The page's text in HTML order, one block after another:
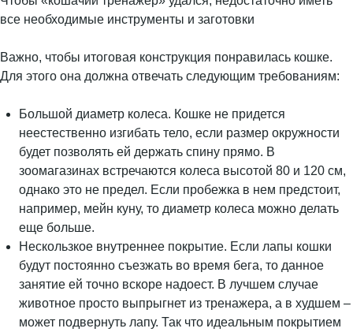
все необходимые инструменты и заготовки
Важно, чтобы итоговая конструкция понравилась кошке.
Для этого она должна отвечать следующим требованиям:
Большой диаметр колеса. Кошке не придется
неестественно изгибать тело, если размер окружности
будет позволять ей держать спину прямо. В
зоомагазинах встречаются колеса высотой 80 и 120 см,
однако это не предел. Если пробежка в нем предстоит,
например, мейн куну, то диаметр колеса можно делать
еще больше.
Нескользкое внутреннее покрытие. Если лапы кошки
будут постоянно съезжать во время бега, то данное
занятие ей точно вскоре надоест. В лучшем случае
животное просто выпрыгнет из тренажера, а в худшем –
может подвернуть лапу. Так что идеальным покрытием